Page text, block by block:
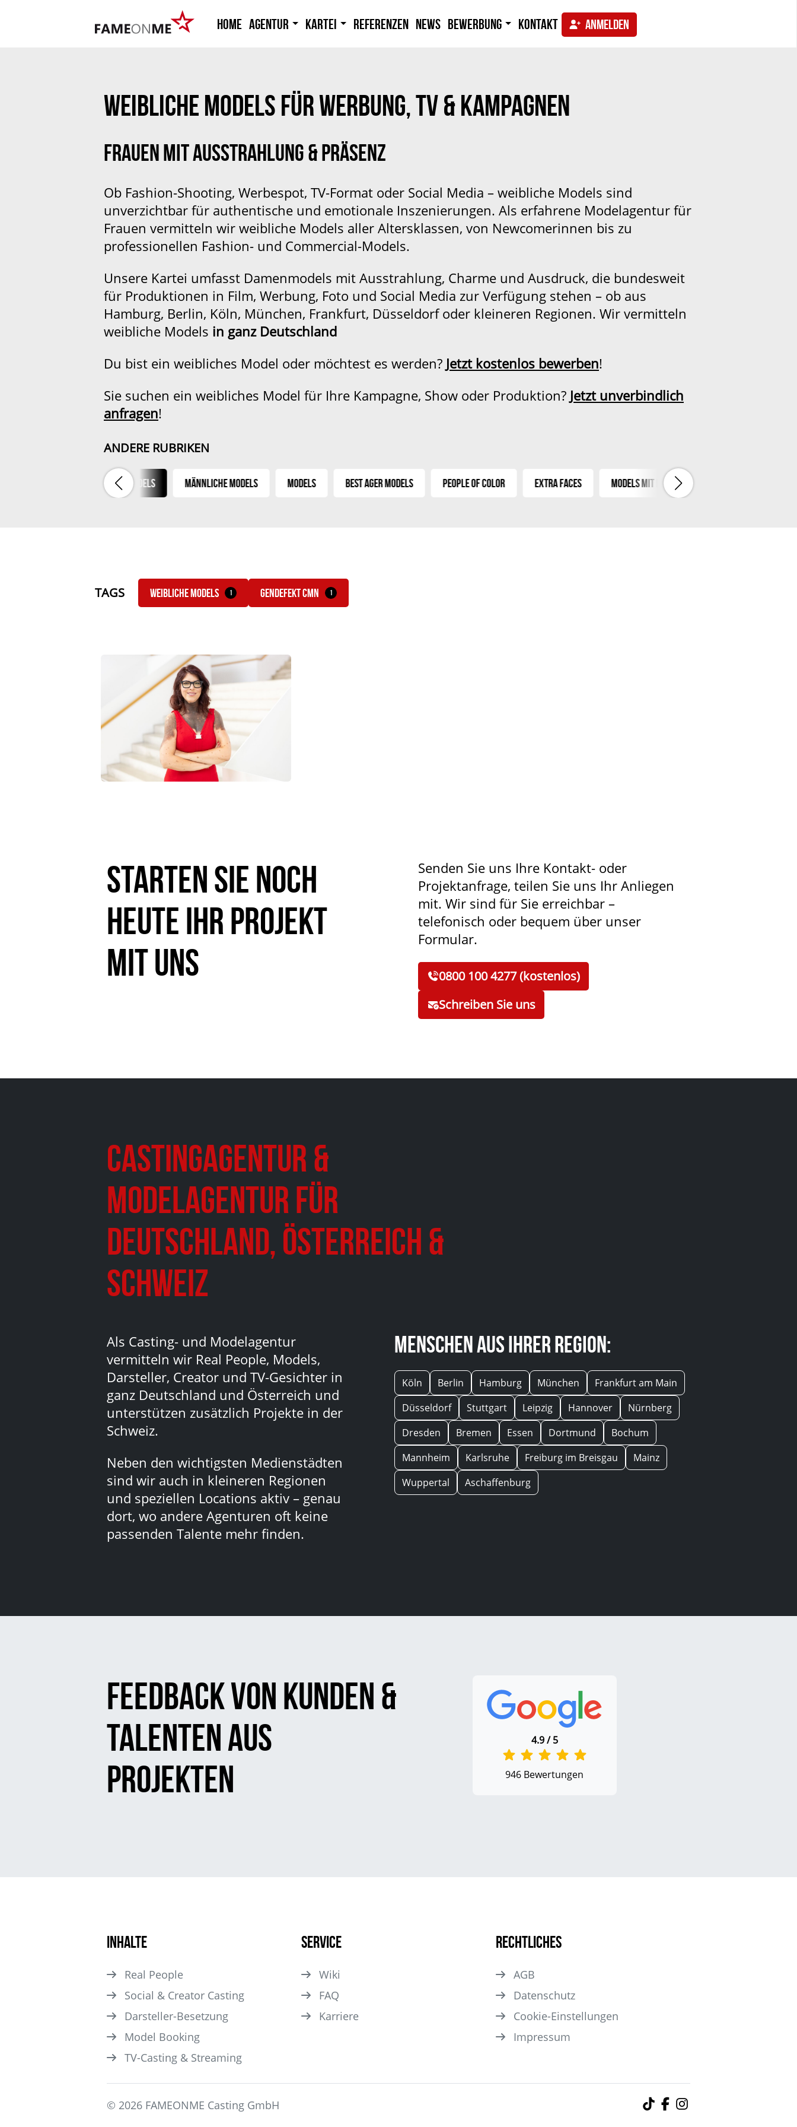
HOME Agentur Kartei Referenzen News Bewerbung Kontakt ANMELDEN
WEIBLICHE MODELS FÜR WERBUNG, TV & KAMPAGNEN
FRAUEN MIT AUSSTRAHLUNG & PRÄSENZ
Ob Fashion-Shooting, Werbespot, TV-Format oder Social Media – weibliche Models sind
unverzichtbar für authentische und emotionale Inszenierungen. Als erfahrene Modelagentur für
Frauen vermitteln wir weibliche Models aller Altersklassen, von Newcomerinnen bis zu
professionellen Fashion- und Commercial-Models.
Unsere Kartei umfasst Damenmodels mit Ausstrahlung, Charme und Ausdruck, die bundesweit
für Produktionen in Film, Werbung, Foto und Social Media zur Verfügung stehen – ob aus
Hamburg, Berlin, Köln, München, Frankfurt, Düsseldorf oder kleineren Regionen. Wir vermitteln
weibliche Models in ganz Deutschland
Du bist ein weibliches Model oder möchtest es werden? Jetzt kostenlos bewerben!
Sie suchen ein weibliches Model für Ihre Kampagne, Show oder Produktion? Jetzt unverbindlich
anfragen!
ANDERE RUBRIKEN
Weibliche Models Männliche Models Models Best Ager Models People of Color Extra Faces Models mit Handicap
TAGS Weibliche Models 1 Gendefekt CMN 1
Starten Sie noch
heute Ihr Projekt
mit uns
Senden Sie uns Ihre Kontakt- oder
Projektanfrage, teilen Sie uns Ihr Anliegen
mit. Wir sind für Sie erreichbar –
telefonisch oder bequem über unser
Formular.
0800 100 4277 (kostenlos)
Schreiben Sie uns
Castingagentur &
Modelagentur für
Deutschland, Österreich &
Schweiz
Als Casting- und Modelagentur
vermitteln wir Real People, Models,
Darsteller, Creator und TV-Gesichter in
ganz Deutschland und Österreich und
unterstützen zusätzlich Projekte in der
Schweiz.
Neben den wichtigsten Medienstädten
sind wir auch in kleineren Regionen
und speziellen Locations aktiv – genau
dort, wo andere Agenturen oft keine
passenden Talente mehr finden.
Menschen aus Ihrer Region:
Köln Berlin Hamburg München
Frankfurt am Main
Düsseldorf
Stuttgart Leipzig Hannover
Nürnberg
Dresden
Bremen Essen Dortmund
Bochum
Mannheim
Karlsruhe Freiburg im Breisgau
Mainz
Wuppertal
Aschaffenburg
Feedback von Kunden &
Talenten aus
Projekten
4.9 / 5
946 Bewertungen
Inhalte
Real People
Social & Creator Casting
Darsteller­-Besetzung
Model Booking
TV-Casting & Streaming
Service
Wiki
FAQ
Karriere
Rechtliches
AGB
Datenschutz
Cookie-Einstellungen
Impressum
© 2026 FAMEONME Casting GmbH